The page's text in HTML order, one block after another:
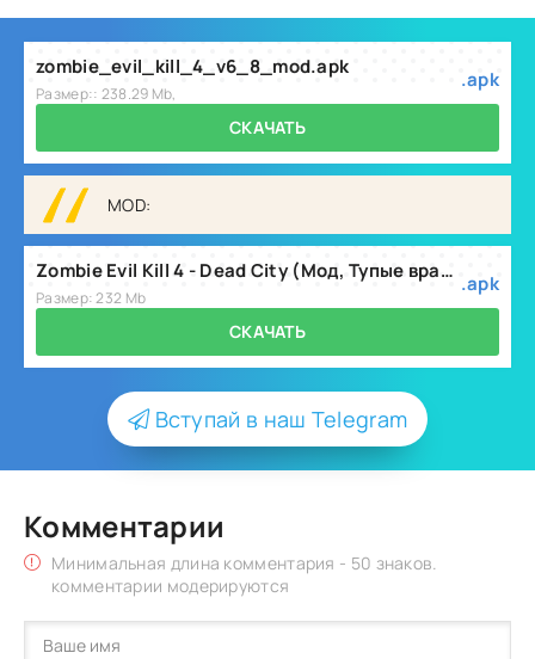
zombie_evil_kill_4_v6_8_mod.apk
Размер:: 238.29 Mb,
.apk
СКАЧАТЬ
MOD:
Zombie Evil Kill 4 - Dead City (Мод, Тупые враги) v7.1
Размер: 232 Mb
.apk
СКАЧАТЬ
Вступай в наш Telegram
Комментарии
Минимальная длина комментария - 50 знаков.
комментарии модерируются